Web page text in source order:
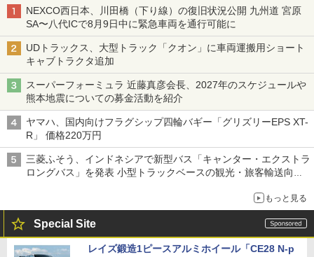
NEXCO西日本、川田橋（下り線）の復旧状況公開 九州道 宮原
SA〜八代ICで8月9日中に緊急車両を通行可能に
UDトラックス、大型トラック「クオン」に車両運搬用ショート
キャブトラクタ追加
スーパーフォーミュラ 近藤真彦会長、2027年のスケジュールや
熊本地震についての募金活動を紹介
ヤマハ、国内向けフラグシップ四輪バギー「グリズリーEPS XT-
R」 価格220万円
三菱ふそう、インドネシアで新型バス「キャンター・エクストラ
ロングバス」を発表 小型トラックベースの観光・旅客輸送向け
もっと見る
Special Site
レイズ鍛造1ピースアルミホイール「CE28 N-p